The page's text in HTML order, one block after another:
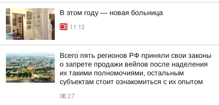
В этом году — новая больница
11:12
Всего пять регионов РФ приняли свои законы
о запрете продажи вейпов после наделения
их такими полномочиями, остальным
субъектам стоит ознакомиться с их опытом
08:27